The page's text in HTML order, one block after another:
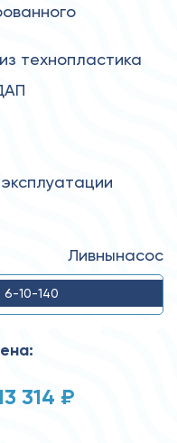
технопластика
Ливнынасос
10-140
314 ₽